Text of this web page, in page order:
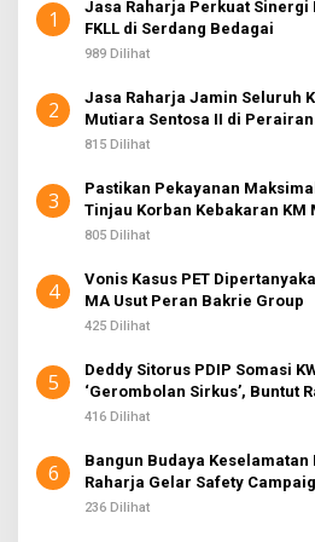
1
Jasa Raharja Perkuat Sinergi
FKLL di Serdang Bedagai
989 Dilihat
2
Jasa Raharja Jamin Seluruh
Mutiara Sentosa II di
815 Dilihat
3
Pastikan Pekayanan
Tinjau Korban Kebakaran KM
805 Dilihat
4
Vonis Kasus PET
MA Usut Peran Bakrie Group
425 Dilihat
5
Deddy Sitorus PDIP Somasi
‘Gerombolan Sirkus’, Buntut
Sufmi Dasco Ahmad
416 Dilihat
6
Bangun Budaya
Raharja Gelar Safety
Industri
236 Dilihat